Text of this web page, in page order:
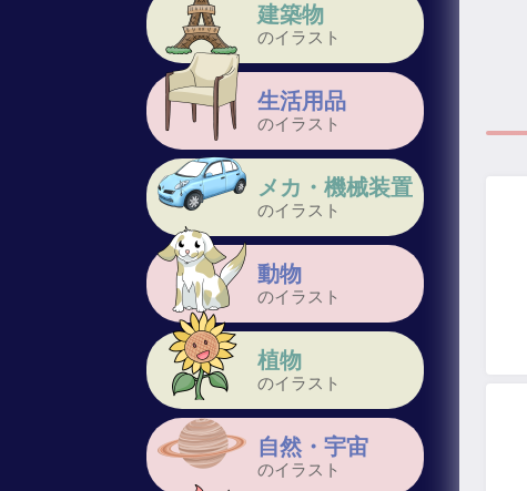
建築物
のイラスト
生活用品
のイラスト
メカ・機械装置
のイラスト
動物
のイラスト
植物
のイラスト
自然・宇宙
のイラスト